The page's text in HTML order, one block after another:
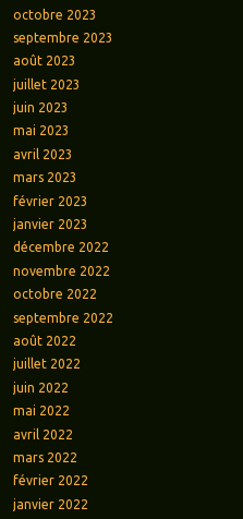
octobre 2023
septembre 2023
août 2023
juillet 2023
juin 2023
mai 2023
avril 2023
mars 2023
février 2023
janvier 2023
décembre 2022
novembre 2022
octobre 2022
septembre 2022
août 2022
juillet 2022
juin 2022
mai 2022
avril 2022
mars 2022
février 2022
janvier 2022